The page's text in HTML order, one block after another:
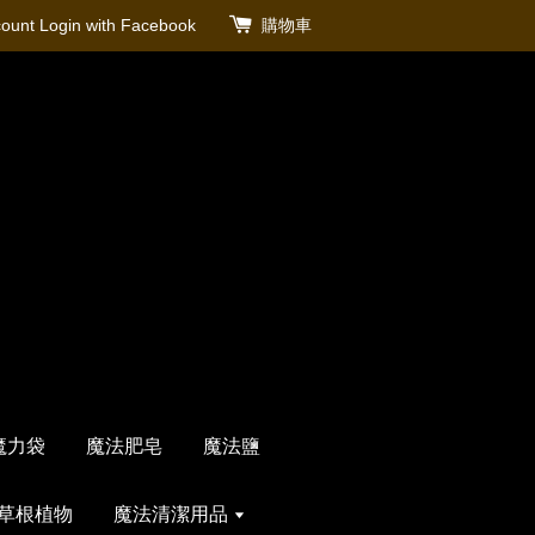
Login with Facebook 購物車
力袋 魔法肥皂 魔法鹽
根植物 魔法清潔用品